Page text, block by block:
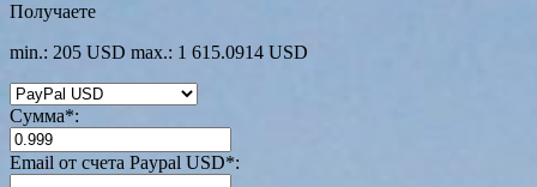
Получаете
min.: 205 USD max.: 1 615.0914 USD
Сумма*:
Email от счета Paypal USD*: